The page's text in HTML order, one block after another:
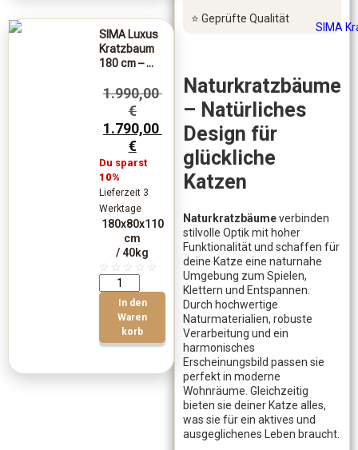
⭐ Geprüfte Qualität
Naturkratzbäume
– Natürliches
Design für
glückliche
Katzen
Naturkratzbäumeverbinden
stilvolle Optik mit hoher
Funktionalität und schaffen für
deine Katze eine naturnahe
Umgebung zum Spielen,
Klettern und Entspannen.
Durch hochwertige
Naturmaterialien, robuste
Verarbeitung und ein
harmonisches
Erscheinungsbild passen sie
perfekt in moderne
Wohnräume. Gleichzeitig
bieten sie deiner Katze alles,
was sie für ein aktives und
ausgeglichenes Leben braucht.
SIMA Luxus
Kratzbaum
180 cm – ...
1.990,00
€
1.790,00
€
Du sparst
10%
Lieferzeit 3
Werktage
180x80x110
cm
/ 40kg
☆ ☆ ☆ ☆ ☆
In den
Waren
korb